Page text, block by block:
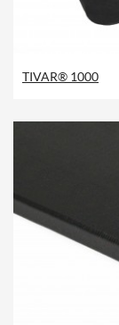
TIVAR® 1000